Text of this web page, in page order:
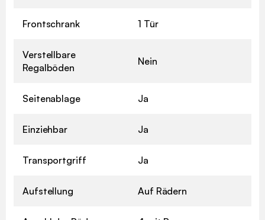
Frontschrank 1 Tür
Verstellbare
Regalböden
Nein
Seitenablage Ja
Einziehbar Ja
Transportgriff Ja
Aufstellung Auf Rädern